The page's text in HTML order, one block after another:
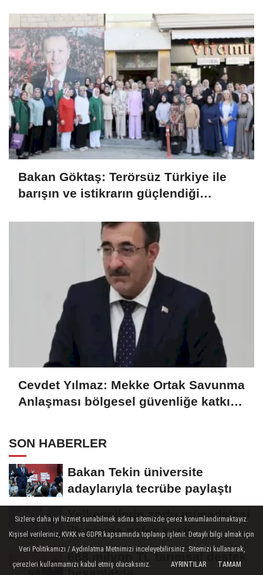
Bakan Göktaş: Terörsüz Türkiye ile
barışın ve istikrarın güçlendiği
Cevdet Yılmaz: Mekke Ortak Savunma
Anlaşması bölgesel güvenliğe katkı
SON HABERLER
Bakan Tekin üniversite
adaylarıyla tecrübe paylaştı
Yelkencilerin zorlu mücadelesi
ilk günde nefes kesti
688 milyon TL tarımsal destek
Sizlere daha iyi hizmet sunabilmek adına sitemizde çerez konumlandırmaktayız.
Kişisel verileriniz, KVKK ve GDPR kapsamında toplanıp işlenir. Detaylı bilgi almak için
Veri Politikamızı / Aydınlatma Metnimizi inceleyebilirsiniz. Sitemizi kullanarak,
çerezleri kullanmamızı kabul etmiş olacaksınız.
AYRINTILAR TAMAM